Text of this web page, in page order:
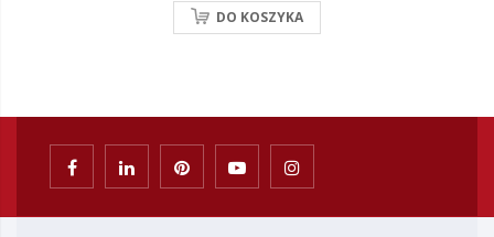
DO KOSZYKA